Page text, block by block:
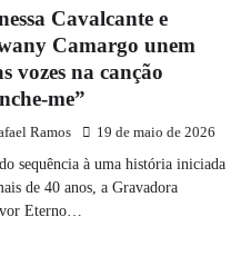
Cavalcante e
Camargo unem
vozes na canção
me”
Ramos 19 de maio de 2026
sequência à uma história iniciada
de 40 anos, a Gravadora
Eterno…